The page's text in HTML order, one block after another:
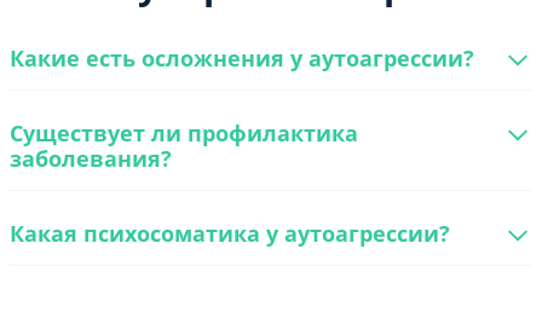
Какие есть осложнения у аутоагрессии?
Существует ли профилактика
заболевания?
Какая психосоматика у аутоагрессии?